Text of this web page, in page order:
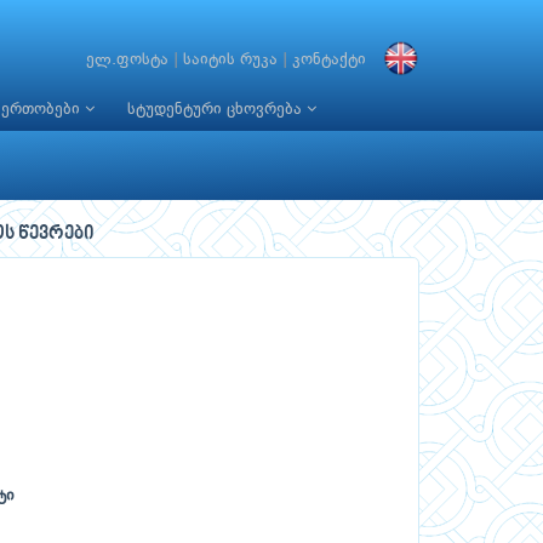
ელ.ფოსტა საიტის რუკა კონტაქტი
სტუდენტური ცხოვრება
წევრები